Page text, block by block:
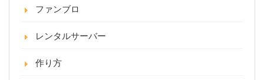
ファンブロ
レンタルサーバー
作り方